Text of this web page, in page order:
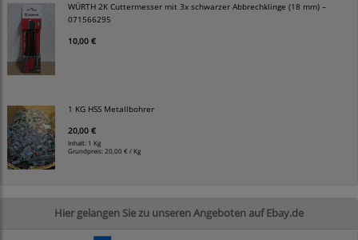
WÜRTH 2K Cuttermesser mit 3x schwarzer Abbrechklinge (18 mm) –
071566295
10,00 €
1 KG HSS Metallbohrer
20,00 €
Inhalt: 1 Kg
Grundpreis: 20,00 € / Kg
Hier gelangen Sie zu unseren Angeboten auf Ebay.de